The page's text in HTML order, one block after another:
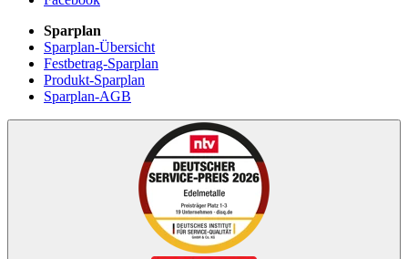
Sparplan
Sparplan-Übersicht
Festbetrag-Sparplan
Produkt-Sparplan
Sparplan-AGB